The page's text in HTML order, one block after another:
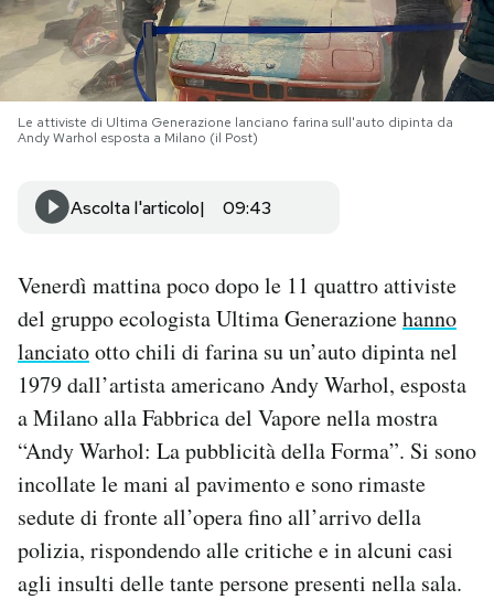
I MIEI PREFERITI
SHOP
CALENDARIO
AREA PERSONALE
Area Personale
Newsletter
Notifiche mobile
Regala il Post
Hai bisogno di aiuto?
Le attiviste di Ultima Generazione lanciano farina sull'auto dipinta da
Andy Warhol esposta a Milano (il Post)
Ascolta l'articolo 09:43
Venerdì mattina poco dopo le 11 quattro attiviste
del gruppo ecologista Ultima Generazionehanno
lanciatootto chili di farina su un’auto dipinta nel
1979 dall’artista americano Andy Warhol, esposta
a Milano alla Fabbrica del Vapore nella mostra
“Andy Warhol: La pubblicità della Forma”. Si sono
incollate le mani al pavimento e sono rimaste
sedute di fronte all’opera fino all’arrivo della
polizia, rispondendo alle critiche e in alcuni casi
agli insulti delle tante persone presenti nella sala.